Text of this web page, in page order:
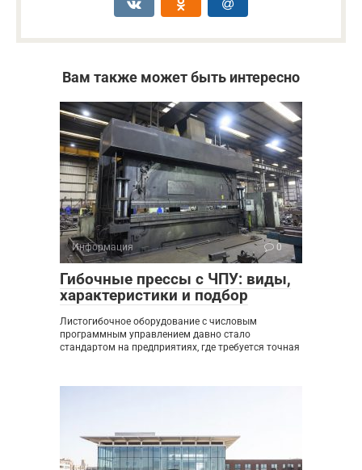
Вам также может быть интересно
Информация 0
Гибочные прессы с ЧПУ: виды,
характеристики и подбор
Листогибочное оборудование с числовым
программным управлением давно стало
стандартом на предприятиях, где требуется точная